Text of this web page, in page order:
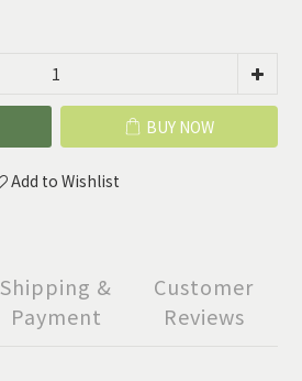
BUY NOW
Add to Wishlist
Shipping &
Payment
Customer
Reviews